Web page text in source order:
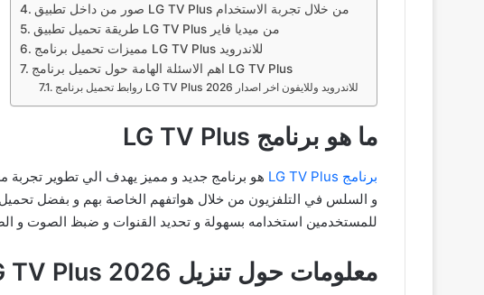
صور من داخل تطبيق LG TV Plus من خلال تجربة الاستخدام
طريقة تحميل تطبيق LG TV Plus من ميديا فاير
مميزات تحميل برنامج LG TV Plus للاندرويد
اهم الاسئلة الهامة حول تحميل برنامج LG TV Plus
روابط تحميل برنامج LG TV Plus للاندرويد وللايفون اخر اصدار 2026
ما هو برنامج LG TV Plus
برنامج LG TV Plus
للمستخدمين استخدامه بسهولة و تحديد القنوات و ضبظ الصوت و
معلومات حول تنزيل LG TV Plus 2026